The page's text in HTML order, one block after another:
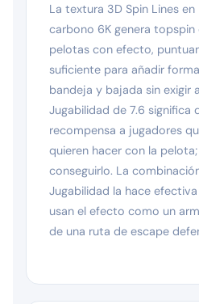
La textura 3D Spin Lines
carbono 6K genera
pelotas con efecto,
suficiente para añadir
bandeja y bajada sin exigir
Jugabilidad de 7.6 significa
recompensa a jugadores
quieren hacer con la
conseguirlo. La
Jugabilidad la hace
usan el efecto como un
de una ruta de escape